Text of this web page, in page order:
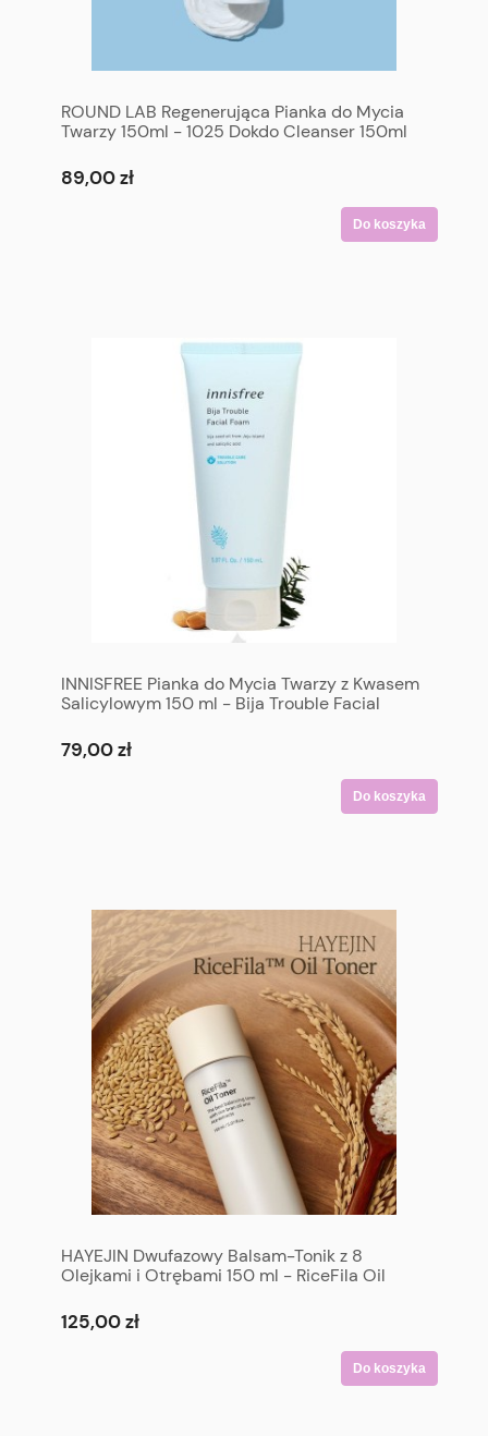
ROUND LAB Regenerująca Pianka do Mycia
Twarzy 150ml - 1025 Dokdo Cleanser 150ml
89,00 zł
Do koszyka
INNISFREE Pianka do Mycia Twarzy z Kwasem
Salicylowym 150 ml - Bija Trouble Facial
79,00 zł
Do koszyka
HAYEJIN Dwufazowy Balsam-Tonik z 8
Olejkami i Otrębami 150 ml - RiceFila Oil
125,00 zł
Do koszyka